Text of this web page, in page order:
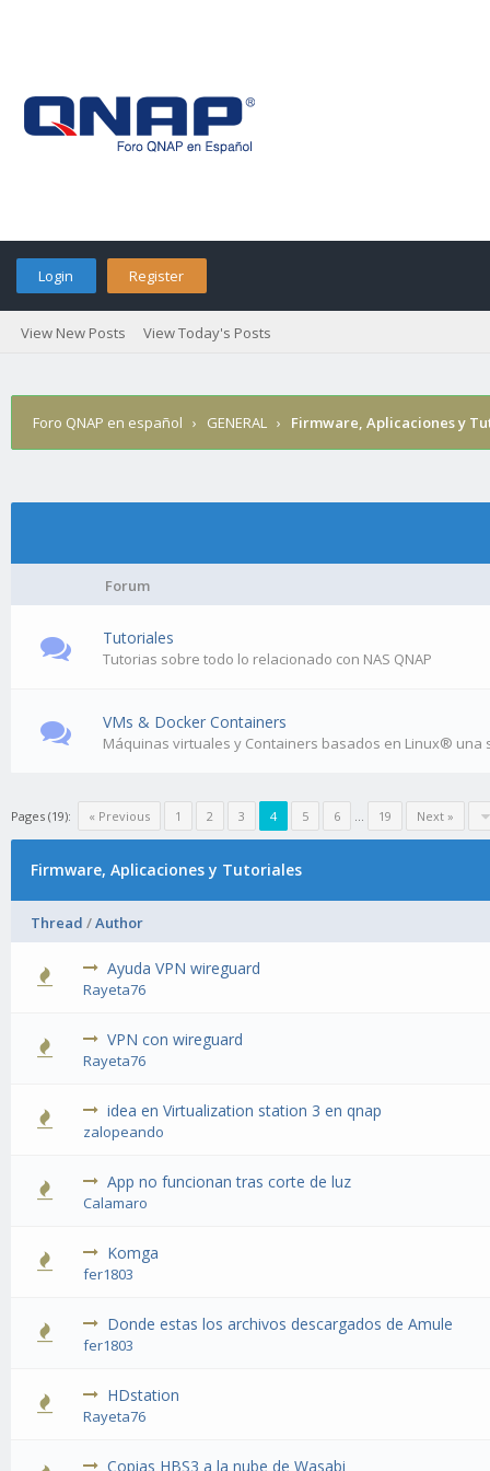
Login Register
View New Posts View Today's Posts
Foro QNAP en español › GENERAL › Firmware, Aplicaciones y
Forum
Tutoriales
Tutorias sobre todo lo relacionado con NAS QNAP
VMs & Docker Containers
Máquinas virtuales y Containers basados en Linux®
Pages (19): « Previous 1 2 3 4 5 6 19 Next »
Firmware, Aplicaciones y Tutoriales
Thread /Author
Ayuda VPN wireguard
Rayeta76
VPN con wireguard
Rayeta76
idea en Virtualization station 3 en qnap
zalopeando
App no funcionan tras corte de luz
Calamaro
Komga
fer1803
Donde estas los archivos descargados de Amule
fer1803
HDstation
Rayeta76
Copias HBS3 a la nube de Wasabi